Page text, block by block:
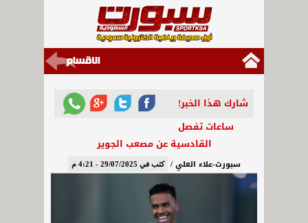
شارك هذا الخبر!
ساعات تفصل
القادسية عن مصعب الجوير
سبورت-علاء العلي / كتب في 29/07/2025 - 4:21 م